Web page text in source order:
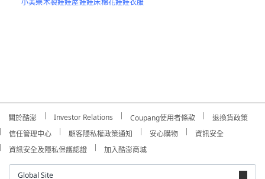
小美樂木製娃娃屋娃娃床棉花娃娃衣服
關於酷澎 Investor Relations Coupang使用者條款
退換貨政策
信任管理中心
顧客隱私權政策通知 安心購物
資訊安全
資訊安全及隱私保護認證
加入酷澎商城
Global Site